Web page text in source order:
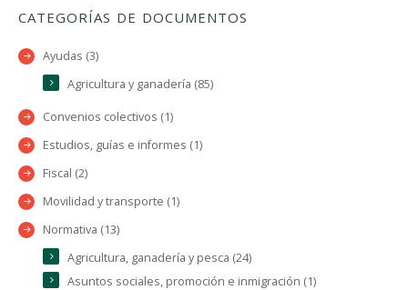
CATEGORÍAS DE DOCUMENTOS
Ayudas (3)
Agricultura y ganadería (85)
Convenios colectivos (1)
Estudios, guías e informes (1)
Fiscal (2)
Movilidad y transporte (1)
Normativa (13)
Agricultura, ganadería y pesca (24)
Asuntos sociales, promoción e inmigración (1)